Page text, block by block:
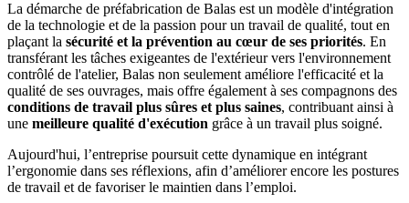
La démarche de préfabrication de Balas est un modèle d'intégration
de la technologie et de la passion pour un travail de qualité, tout en
plaçant la sécurité et la prévention au cœur de ses priorités. En
transférant les tâches exigeantes de l'extérieur vers l'environnement
contrôlé de l'atelier, Balas non seulement améliore l'efficacité et la
qualité de ses ouvrages, mais offre également à ses compagnons des
conditions de travail plus sûres et plus saines, contribuant ainsi à
une meilleure qualité d'exécution grâce à un travail plus soigné.
Aujourd'hui, l’entreprise poursuit cette dynamique en intégrant
l’ergonomie dans ses réflexions, afin d’améliorer encore les postures
de travail et de favoriser le maintien dans l’emploi.